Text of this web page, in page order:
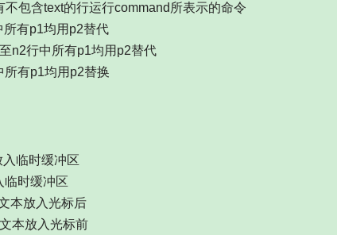
包含text的行运行command所表示的命令
有p1均用p2替代
n2行中所有p1均用p2替代
有p1均用p2替换
临时缓冲区
时缓冲区
放入光标后
放入光标前